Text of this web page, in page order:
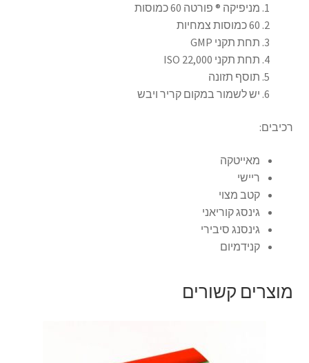
מניפיקה ® פורטה 60 כמוסות
60 כמוסות צמחיות
תחת תקני GMP
תחת תקני ISO 22,000
תוסף תזונה
יש לשמור במקום קריר ויבש
רכיבים:
מאייטקה
ריישי
קטב מצוי
גינסג קוריאני
גינסנג סיבירי
קנידמיום
מוצרים קשורים